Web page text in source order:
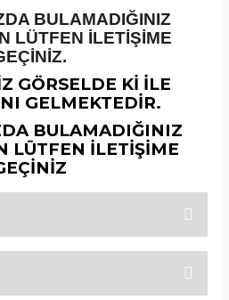
BULAMADIĞINIZ
LÜTFEN İLETİŞİME
GÖRSELDE Kİ İLE
GELMEKTEDİR.
BULAMADIĞINIZ
LÜTFEN İLETİŞİME